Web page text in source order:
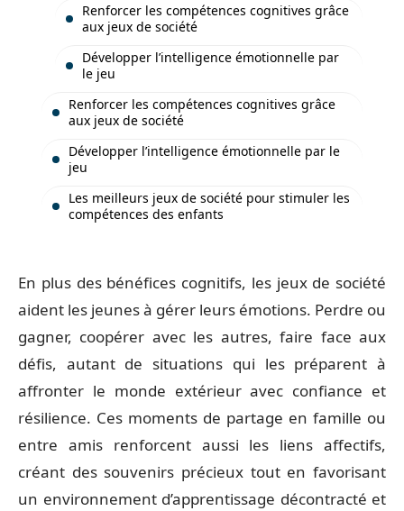
Renforcer les compétences cognitives grâce
aux jeux de société
Développer l’intelligence émotionnelle par
le jeu
Renforcer les compétences cognitives grâce
aux jeux de société
Développer l’intelligence émotionnelle par le
jeu
Les meilleurs jeux de société pour stimuler les
compétences des enfants
En plus des bénéfices cognitifs, les jeux de société
aident les jeunes à gérer leurs émotions. Perdre ou
gagner, coopérer avec les autres, faire face aux
défis, autant de situations qui les préparent à
affronter le monde extérieur avec confiance et
résilience. Ces moments de partage en famille ou
entre amis renforcent aussi les liens affectifs,
créant des souvenirs précieux tout en favorisant
un environnement d’apprentissage décontracté et